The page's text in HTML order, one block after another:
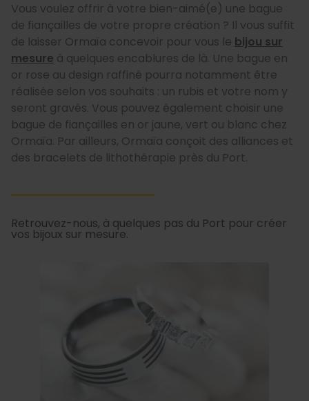
Vous voulez offrir à votre bien-aimé(e) une bague
de fiançailles de votre propre création ? Il vous suffit
de laisser Ormaïa concevoir pour vous le bijou sur
mesure à quelques encablures de là. Une bague en
or rose au design raffiné pourra notamment être
réalisée selon vos souhaits : un rubis et votre nom y
seront gravés. Vous pouvez également choisir une
bague de fiançailles en or jaune, vert ou blanc chez
Ormaïa. Par ailleurs, Ormaïa conçoit des alliances et
des bracelets de lithothérapie près du Port.
Retrouvez-nous, à quelques pas du Port pour créer
vos bijoux sur mesure.